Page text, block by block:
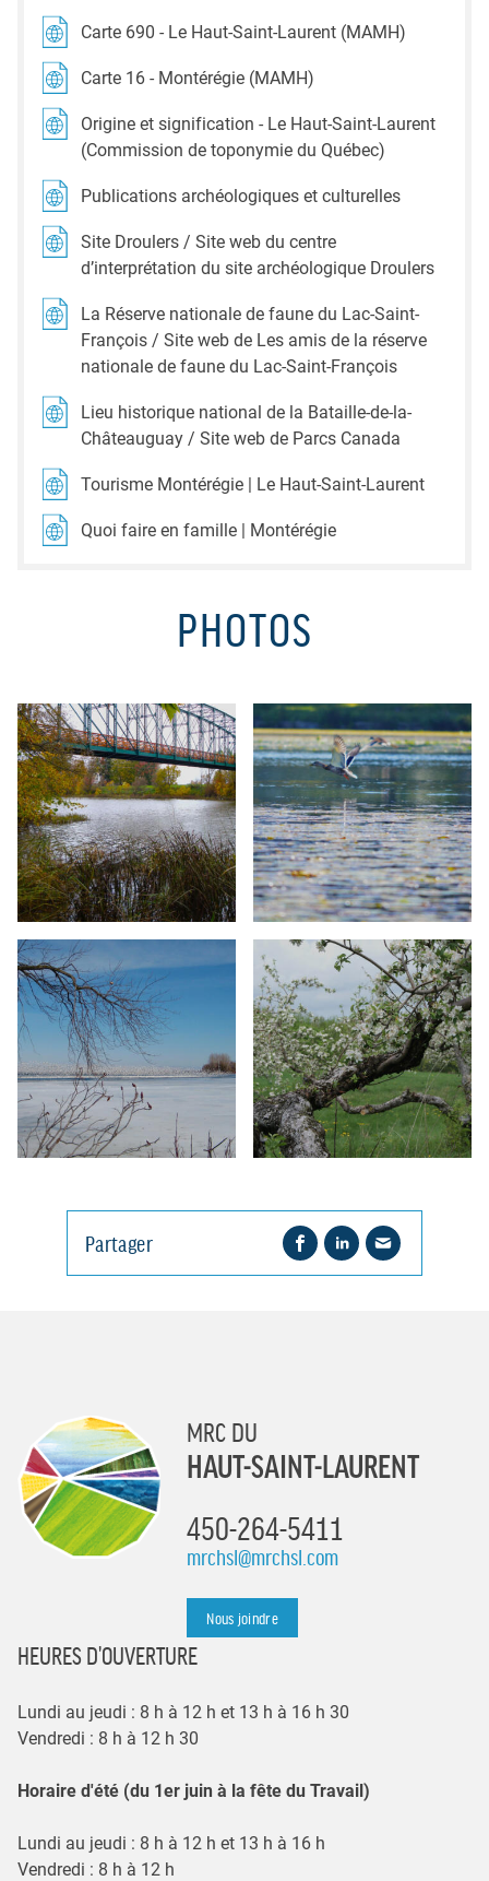
Carte 690 - Le Haut-Saint-Laurent (MAMH)
Carte 16 - Montérégie (MAMH)
Origine et signification - Le Haut-Saint-Laurent
(Commission de toponymie du Québec)
Publications archéologiques et culturelles
Site Droulers / Site web du centre
d’interprétation du site archéologique Droulers
La Réserve nationale de faune du Lac-Saint-
François / Site web de Les amis de la réserve
nationale de faune du Lac-Saint-François
Lieu historique national de la Bataille-de-la-
Châteauguay / Site web de Parcs Canada
Tourisme Montérégie | Le Haut-Saint-Laurent
Quoi faire en famille | Montérégie
PHOTOS
Partager
MRC DU
HAUT-SAINT-LAURENT
450-264-5411
mrchsl@mrchsl.com
Nous joindre
HEURES D'OUVERTURE
Lundi au jeudi : 8 h à 12 h et 13 h à 16 h 30
Vendredi : 8 h à 12 h 30
Horaire d'été (du 1er juin à la fête du Travail)
Lundi au jeudi : 8 h à 12 h et 13 h à 16 h
Vendredi : 8 h à 12 h